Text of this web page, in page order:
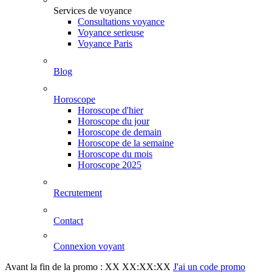
Services de voyance
Consultations voyance
Voyance serieuse
Voyance Paris
Blog
Horoscope
Horoscope d'hier
Horoscope du jour
Horoscope de demain
Horoscope de la semaine
Horoscope du mois
Horoscope 2025
Recrutement
Contact
Connexion voyant
Avant la fin de la promo : XX XX:XX:XX J'ai un code promo